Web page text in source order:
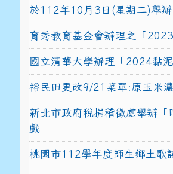
於112年10月3日(星期二)舉
育秀教育基金會辦理之「
國立清華大學辦理「2024黏泥
裕民田更改9/21菜單:原玉米
新北市政府稅捐稽徵處舉辦
戲
桃園市112學年度師生鄉土歌